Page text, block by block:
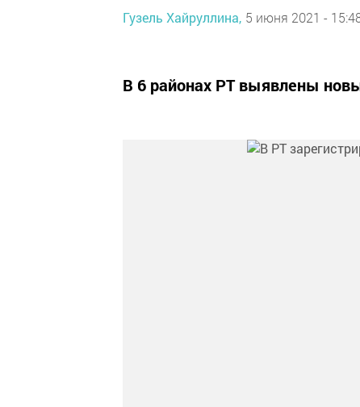
Гузель Хайруллина, 5 июня 2021 -
В 6 районах РТ выявлены